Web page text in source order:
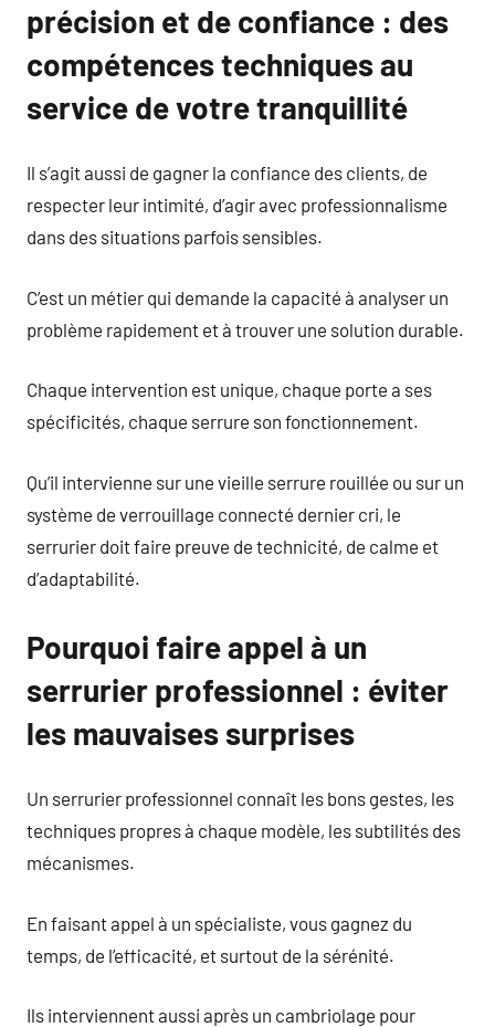
précision et de confiance : des
compétences techniques au
service de votre tranquillité
Il s’agit aussi de gagner la confiance des clients, de
respecter leur intimité, d’agir avec professionnalisme
dans des situations parfois sensibles.
C’est un métier qui demande la capacité à analyser un
problème rapidement et à trouver une solution durable.
Chaque intervention est unique, chaque porte a ses
spécificités, chaque serrure son fonctionnement.
Qu’il intervienne sur une vieille serrure rouillée ou sur un
système de verrouillage connecté dernier cri, le
serrurier doit faire preuve de technicité, de calme et
d’adaptabilité.
Pourquoi faire appel à un
serrurier professionnel : éviter
les mauvaises surprises
Un serrurier professionnel connaît les bons gestes, les
techniques propres à chaque modèle, les subtilités des
mécanismes.
En faisant appel à un spécialiste, vous gagnez du
temps, de l’efficacité, et surtout de la sérénité.
Ils interviennent aussi après un cambriolage pour